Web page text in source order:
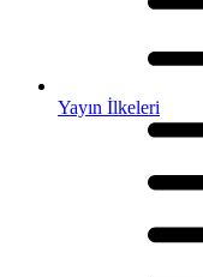
Yayın İlkeleri